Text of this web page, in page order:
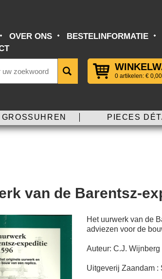
OVER ONS
BESTELINFORMATIE
0 artikelen: € 0,00
PIECES
van de Barentsz-
Het uurwerk van de
adviezen voor de
Auteur: C.J. Wijnberg
Uitgeverij Zaandam :